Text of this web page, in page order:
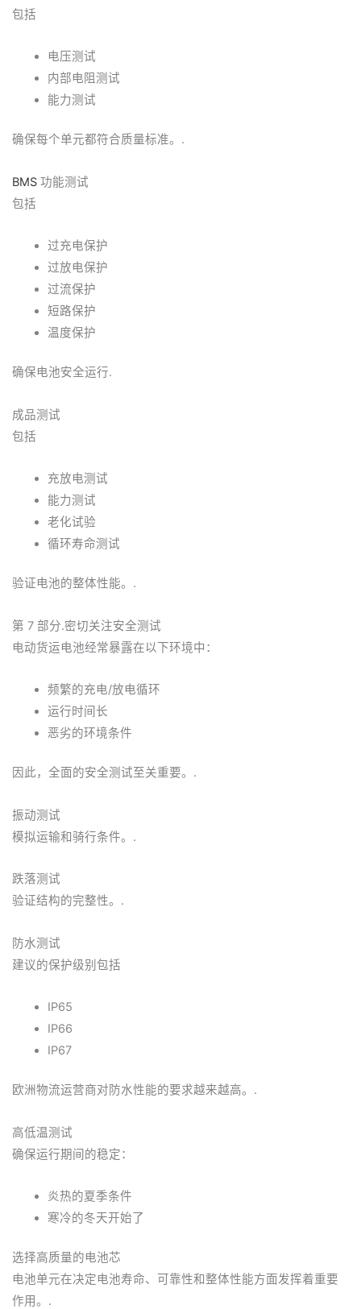
包括
电压测试
内部电阻测试
能力测试
确保每个单元都符合质量标准。.
BMS 功能测试
包括
过充电保护
过放电保护
过流保护
短路保护
温度保护
确保电池安全运行.
成品测试
包括
充放电测试
能力测试
老化试验
循环寿命测试
验证电池的整体性能。.
第 7 部分.密切关注安全测试
电动货运电池经常暴露在以下环境中：
频繁的充电/放电循环
运行时间长
恶劣的环境条件
因此，全面的安全测试至关重要。.
振动测试
模拟运输和骑行条件。.
跌落测试
验证结构的完整性。.
防水测试
建议的保护级别包括
IP65
IP66
IP67
欧洲物流运营商对防水性能的要求越来越高。.
高低温测试
确保运行期间的稳定：
炎热的夏季条件
寒冷的冬天开始了
选择高质量的电池芯
电池单元在决定电池寿命、可靠性和整体性能方面发挥着重要
作用。.